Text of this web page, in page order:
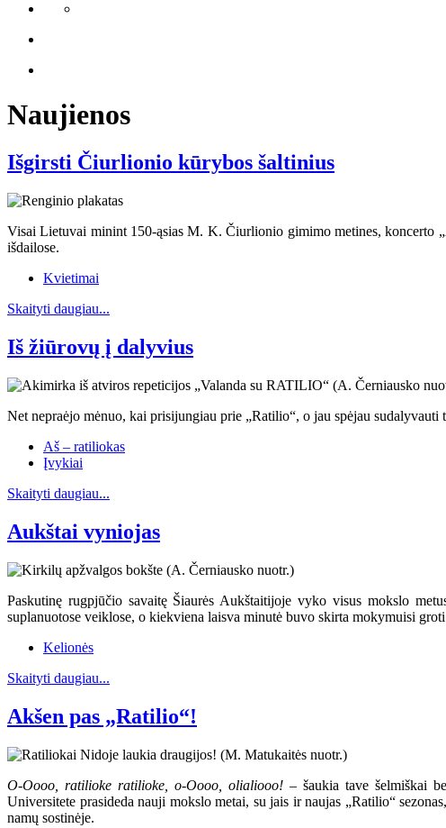
Naujienos
Išgirsti Čiurlionio kūrybos šaltinius
Visai Lietuvai minint 150-ąsias M. K. Čiurlionio gimimo metines, koncerto
išdailose.
Kvietimai
Skaityti daugiau...
Iš žiūrovų į dalyvius
Net nepraėjo mėnuo, kai prisijungiau prie „Ratilio“, o jau spėjau
Aš – ratiliokas
Įvykiai
Skaityti daugiau...
Aukštai vyniojas
Paskutinę rugpjūčio savaitę Šiaurės Aukštaitijoje vyko visus mokslo
suplanuotose veiklose, o kiekviena laisva minutė buvo skirta mokymuisi
Kelionės
Skaityti daugiau...
Akšen pas „Ratilio“!
O-Oooo, ratilioke ratilioke, o-Oooo, olialiooo! – šaukia tave šelmiškai
Universitete prasideda nauji mokslo metai, su jais ir naujas „Ratilio“
namų sostinėje.